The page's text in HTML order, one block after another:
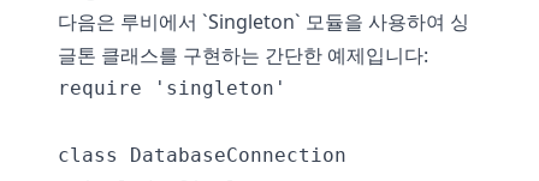
다음은 루비에서 `Singleton` 모듈을 사용하여 싱
글톤 클래스를 구현하는 간단한 예제입니다:
require 'singleton'
class DatabaseConnection